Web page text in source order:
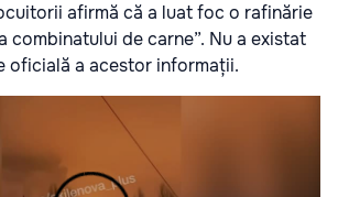
afirmă că a luat foc o rafinărie
combinatului de carne”. Nu a existat
oficială a acestor informații.